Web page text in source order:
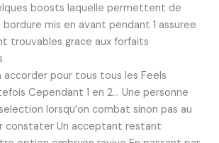
boosts laquelle permettent de
mis en avant pendant 1 assuree
trouvables grace aux forfaits
accorder pour tous tous les Feels
Cependant 1 en 2… Une personne
lorsqu’on combat sinon pas au
constater Un acceptant restant